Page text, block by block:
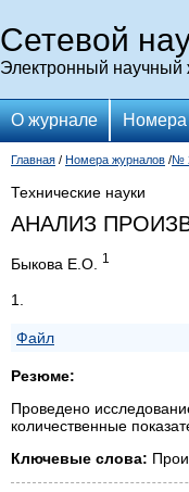
Сетевой
Электронный научный
О журнале Номера
Главная / Номера журналов /№
Технические науки
АНАЛИЗ
Быкова Е.О. 1
1.
Файл
Резюме:
Проведено
количественные
Ключевые слова: